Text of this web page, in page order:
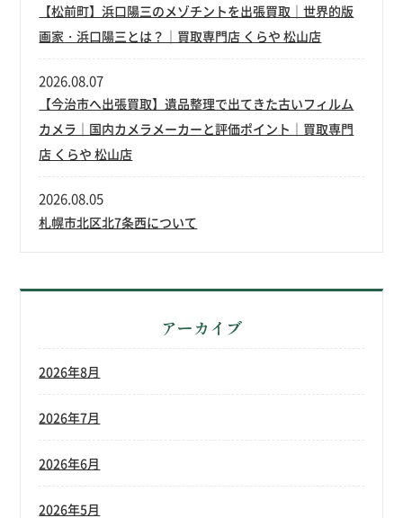
【松前町】浜口陽三のメゾチントを出張買取｜世界的版
画家・浜口陽三とは？｜買取専門店 くらや 松山店
【今治市へ出張買取】遺品整理で出てきた古いフィルム
カメラ｜国内カメラメーカーと評価ポイント｜買取専門
店 くらや 松山店
2026.08.07
札幌市北区北7条西について
2026.08.05
アーカイブ
2026年8月
2026年7月
2026年6月
2026年5月